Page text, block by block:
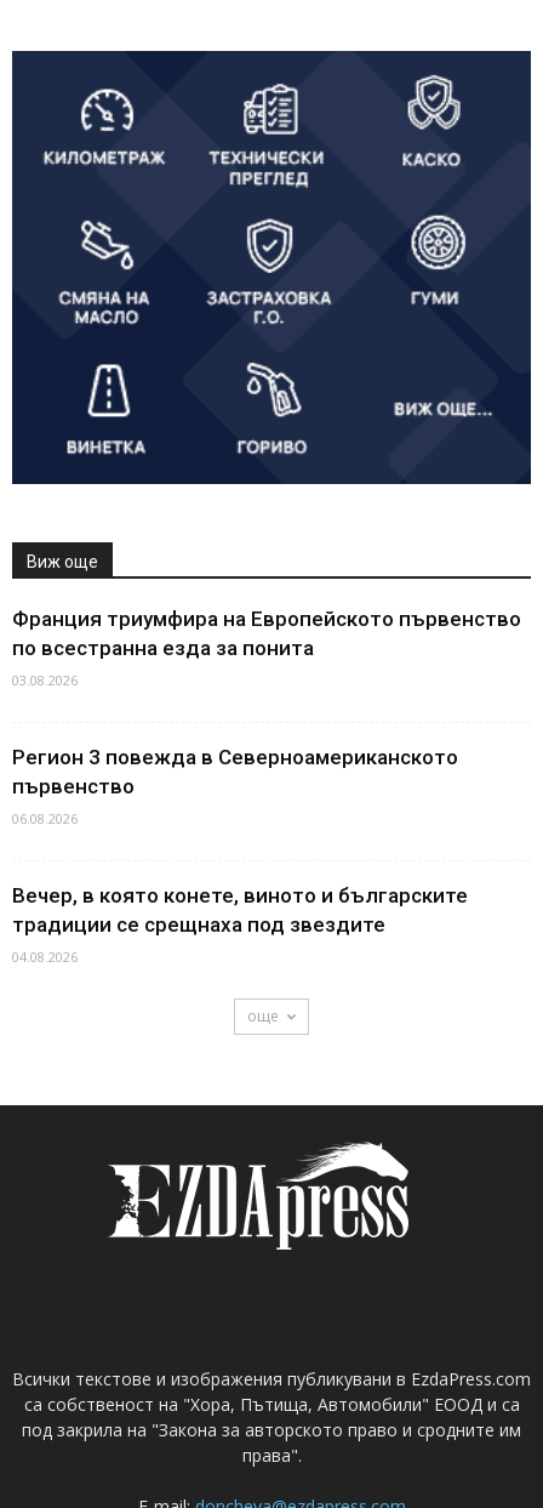
Виж още
Франция триумфира на Европейското първенство
по всестранна езда за понита
03.08.2026
Регион 3 повежда в Северноамериканското
първенство
06.08.2026
Вечер, в която конете, виното и българските
традиции се срещнаха под звездите
04.08.2026
още
Всички текстове и изображения публикувани в EzdaPress.com
са собственост на "Хора, Пътища, Автомобили" ЕООД и са
под закрила на "Закона за авторското право и сродните им
права".